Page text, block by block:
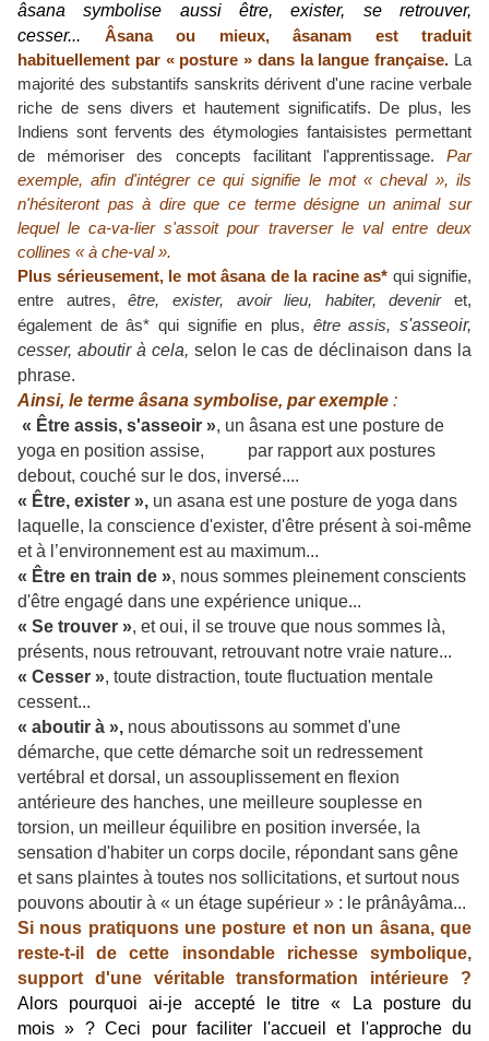
âsana symbolise aussi être, exister, se retrouver,
cesser... Âsana ou mieux, âsanam est traduit
habituellement par « posture » dans la langue française. La
majorité des substantifs sanskrits dérivent d'une racine verbale
riche de sens divers et hautement significatifs. De plus, les
Indiens sont fervents des étymologies fantaisistes permettant
de mémoriser des concepts facilitant l'apprentissage. Par
exemple, afin d'intégrer ce qui signifie le mot « cheval », ils
n'hésiteront pas à dire que ce terme désigne un animal sur
lequel le ca-va-lier s'assoit pour traverser le val entre deux
collines « à che-val ».
Plus sérieusement, le mot âsana de la racine as* qui signifie,
entre autres,être, exister, avoir lieu, habiter, deveniret,
également de âs* qui signifie en plus, être assis,s'asseoir,
cesser, aboutir à cela, selon le cas de déclinaison dans la
phrase.
Ainsi, le terme âsana symbolise, par exemple :
« Être assis, s'asseoir », un âsana est une posture de
yoga en position assise, par rapport aux postures
debout, couché sur le dos, inversé....
« Être, exister », un asana est une posture de yoga dans
laquelle, la conscience d'exister, d'être présent à soi-même
et à l’environnement est au maximum...
« Être en train de », nous sommes pleinement conscients
d'être engagé dans une expérience unique...
« Se trouver », et oui, il se trouve que nous sommes là,
présents, nous retrouvant, retrouvant notre vraie nature...
« Cesser », toute distraction, toute fluctuation mentale
cessent...
« aboutir à », nous aboutissons au sommet d'une
démarche, que cette démarche soit un redressement
vertébral et dorsal, un assouplissement en flexion
antérieure des hanches, une meilleure souplesse en
torsion, un meilleur équilibre en position inversée, la
sensation d'habiter un corps docile, répondant sans gêne
et sans plaintes à toutes nos sollicitations, et surtout nous
pouvons aboutir à « un étage supérieur » : le prânâyâma...
Si nous pratiquons une posture et non un âsana, que
reste-t-il de cette insondable richesse symbolique,
support d'une véritable transformation intérieure ?
Alors pourquoi ai-je accepté le titre « La posture du
mois » ? Ceci pour faciliter l'accueil et l'approche du